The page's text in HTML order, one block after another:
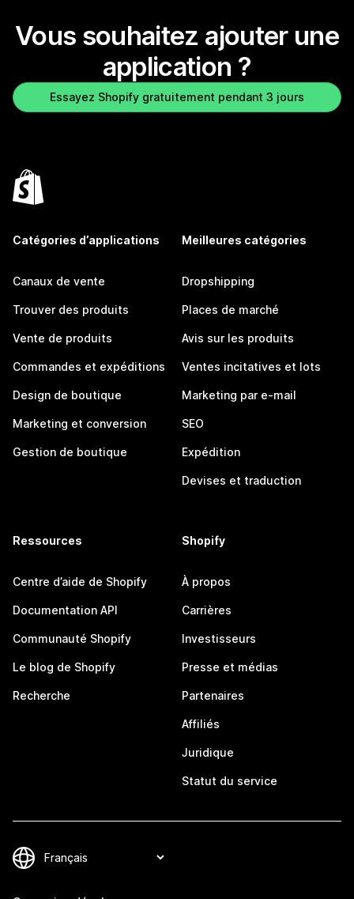
Vous souhaitez ajouter une
application ?
Essayez Shopify gratuitement pendant 3 jours
Catégories d’applications
Canaux de vente
Trouver des produits
Vente de produits
Commandes et expéditions
Design de boutique
Marketing et conversion
Gestion de boutique
Meilleures catégories
Dropshipping
Places de marché
Avis sur les produits
Ventes incitatives et lots
Marketing par e-mail
SEO
Expédition
Devises et traduction
Ressources
Centre d’aide de Shopify
Documentation API
Communauté Shopify
Le blog de Shopify
Recherche
Shopify
À propos
Carrières
Investisseurs
Presse et médias
Partenaires
Affiliés
Juridique
Statut du service